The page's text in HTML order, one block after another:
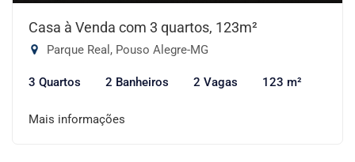
Casa à Venda com 3 quartos, 123m²
Parque Real, Pouso Alegre-MG
3 Quartos 2 Banheiros 2 Vagas 123 m²
Mais informações